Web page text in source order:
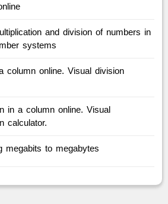
and division of numbers in
systems
column online. Visual division
in a column online. Visual
calculator.
megabits to megabytes